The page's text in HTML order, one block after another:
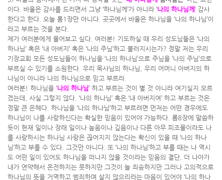
이다. 바울은 감사를 드리면서 그냥 ‘하나님께’가 아니라 ‘나의 하나님께 ’ 감사
한다고 한다. 오늘 롬1장만 아니다. 곳곳에서 바울은 하나님을 ‘나의 하나님’이
라고 부르는 것을 본다.
제가 여러분에게 물어보고 싶다. 여러분! 기도하실 때 우리 성도님들은 ‘나의
하나님’ 혹은 ‘내 아버지’ 혹은 ‘나의 주님’하고 불러지시는가? 정말 저는 우리
기장교회 모든 성도님들이 하나님을 ‘나의 하나님’으로 주님을 ‘나의 주님’으로
부르실 수 있기를 소원한다. 우리 목사님의 하나님, 우리 어머니 아버지의 하
나님이 아니라 나의 하나님으로 믿고 부르라.
여러분! 하나님을 ‘나의 하나님’ 하고 부르는 것이 별 것 아니라 여기실지 모르
겠는데, 사실 그렇지 않다. ‘나의 하나님’ 혹은 ‘내 아버지여’ 하고 부르는 것은
정말 큰 은혜다. 하나님을 ‘나의 하나님’하고 부르려면 먼저는 어떤 경우에도
하나님이 나를 사랑하신다는 확실한 믿음이 있어야 가능하다. 롬8장에 말씀하
듯이 현재 일이나 장래 일이나 높음이나 깊음이나 다른 아무 피조물이라도 나
를 사랑하시는 하나님 사랑은 끊어지지 않는다는 확신이 있을 때 ‘나의 하나
님’하고 부를 수 있다. 그것만 아니다. 또 ‘나의 하나님’하고 부를 때는 나 역시
도 어떤 일이 있어도 하나님을 떠나지 않을 것이라는 믿음의 결단, 더 나아가
내가 연약해서 온전하지는 못하지만 그것이 늘 죄송하지만 그러나 고의적으로
하나님의 뜻을 거역하고 범죄하며 살지 않으리라는 마음이 있어야 ‘나의 하나